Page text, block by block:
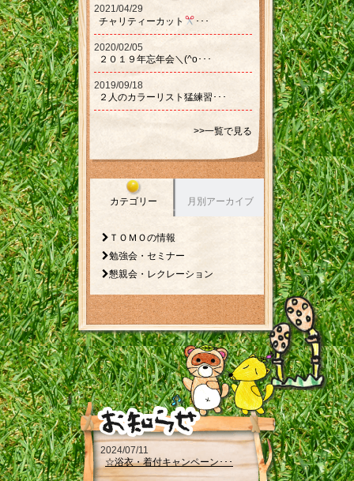
2021/04/29
チャリティーカット‪‪
･･･
2020/02/05
２０１９年忘年会＼(^o･･･
2019/09/18
２人のカラーリスト猛練習･･･
>>一覧で見る
カテゴリー 月別アーカイブ
ＴＯＭＯの情報
勉強会・セミナー
懇親会・レクレーション
2024/07/11
☆浴衣・着付キャンペーン･･･